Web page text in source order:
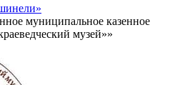
муниципальное казенное
музей»»